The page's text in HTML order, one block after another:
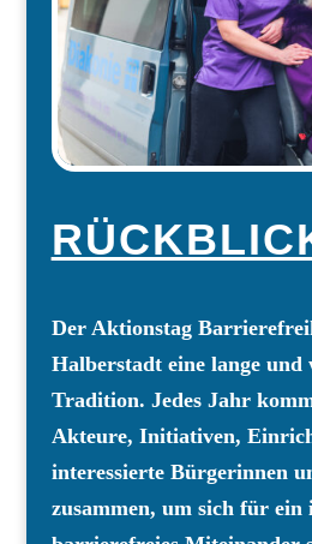
Der Aktionstag
Halberstadt eine lange und
Tradition. Jedes Jahr
Akteure, Initiativen,
interessierte Bürgerinnen
zusammen, um sich für ein